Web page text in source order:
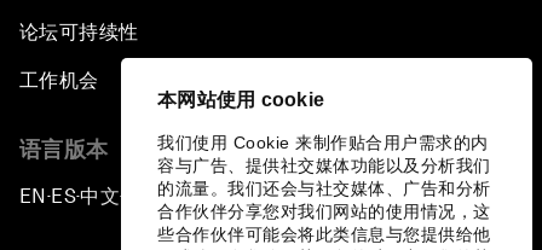
本网站使用 cookie
我们使用 Cookie 来制作贴合用户需求的内
容与广告、提供社交媒体功能以及分析我们
的流量。我们还会与社交媒体、广告和分析
合作伙伴分享您对我们网站的使用情况，这
些合作伙伴可能会将此类信息与您提供给他
论坛可持续性
工作机会
语言版本
EN ▪ ES▪中文▪ 日本語